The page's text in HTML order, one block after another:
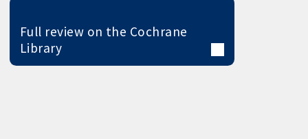
Full review on the Cochrane
Library